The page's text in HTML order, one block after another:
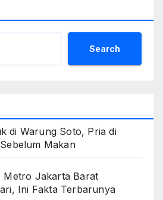
Search
di Warung Soto, Pria di
Makan
Metro Jakarta Barat
Ini Fakta Terbarunya